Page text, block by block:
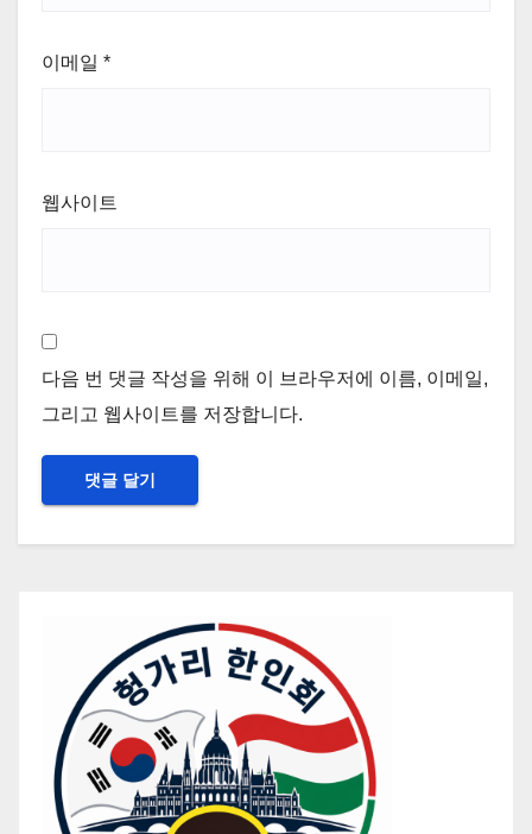
이메일 *
웹사이트
다음 번 댓글 작성을 위해 이 브라우저에 이름, 이메일,
그리고 웹사이트를 저장합니다.